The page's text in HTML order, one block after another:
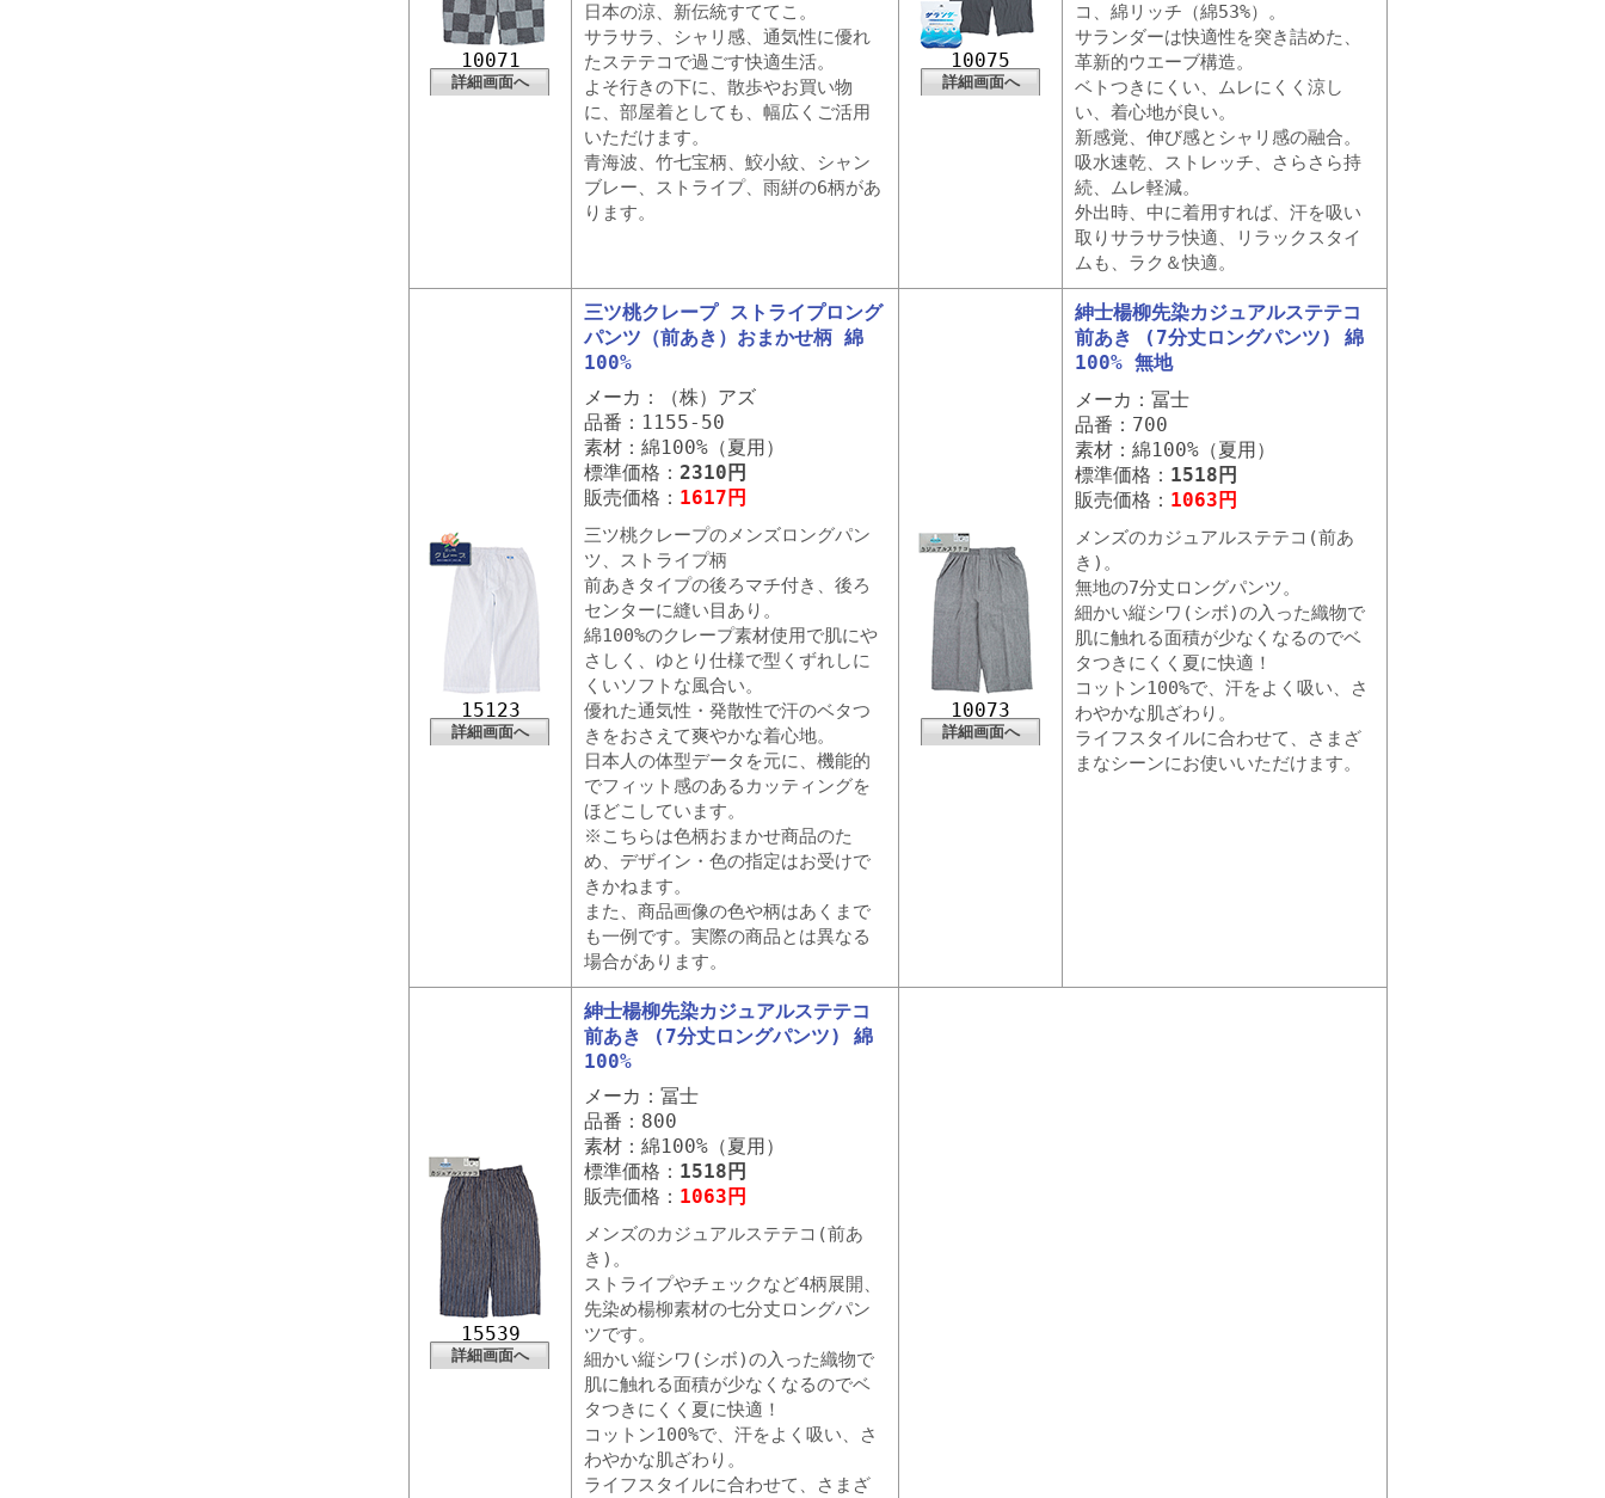
10071
詳細画面へ
日本の涼、新伝統すててこ。
サラサラ、シャリ感、通気性に優れ
たステテコで過ごす快適生活。
よそ行きの下に、散歩やお買い物
に、部屋着としても、幅広くご活用
いただけます。
青海波、竹七宝柄、鮫小紋、シャン
ブレー、ストライプ、雨絣の6柄があ
ります。
10075
詳細画面へ
コ、綿リッチ（綿53%）。
サランダーは快適性を突き詰めた、
革新的ウエーブ構造。
ベトつきにくい、ムレにくく涼し
い、着心地が良い。
新感覚、伸び感とシャリ感の融合。
吸水速乾、ストレッチ、さらさら持
続、ムレ軽減。
外出時、中に着用すれば、汗を吸い
取りサラサラ快適、リラックスタイ
ムも、ラク＆快適。
15123
詳細画面へ
三ツ桃クレープ ストライプロング
パンツ（前あき）おまかせ柄 綿
100%
メーカ：（株）アズ
品番：1155-50
素材：綿100%（夏用）
標準価格： 2310円
販売価格： 1617円
三ツ桃クレープのメンズロングパン
ツ、ストライプ柄
前あきタイプの後ろマチ付き、後ろ
センターに縫い目あり。
綿100%のクレープ素材使用で肌にや
さしく、ゆとり仕様で型くずれしに
くいソフトな風合い。
優れた通気性・発散性で汗のベタつ
きをおさえて爽やかな着心地。
日本人の体型データを元に、機能的
でフィット感のあるカッティングを
ほどこしています。
※こちらは色柄おまかせ商品のた
め、デザイン・色の指定はお受けで
きかねます。
また、商品画像の色や柄はあくまで
も一例です。実際の商品とは異なる
場合があります。
10073
詳細画面へ
紳士楊柳先染カジュアルステテコ
前あき (7分丈ロングパンツ) 綿
100% 無地
メーカ：冨士
品番：700
素材：綿100%（夏用）
標準価格： 1518円
販売価格： 1063円
メンズのカジュアルステテコ(前あ
き)。
無地の7分丈ロングパンツ。
細かい縦シワ(シボ)の入った織物で
肌に触れる面積が少なくなるのでベ
タつきにくく夏に快適！
コットン100%で、汗をよく吸い、さ
わやかな肌ざわり。
ライフスタイルに合わせて、さまざ
まなシーンにお使いいただけます。
15539
詳細画面へ
紳士楊柳先染カジュアルステテコ
前あき (7分丈ロングパンツ) 綿
100%
メーカ：冨士
品番：800
素材：綿100%（夏用）
標準価格： 1518円
販売価格： 1063円
メンズのカジュアルステテコ(前あ
き)。
ストライプやチェックなど4柄展開、
先染め楊柳素材の七分丈ロングパン
ツです。
細かい縦シワ(シボ)の入った織物で
肌に触れる面積が少なくなるのでベ
タつきにくく夏に快適！
コットン100%で、汗をよく吸い、さ
わやかな肌ざわり。
ライフスタイルに合わせて、さまざ